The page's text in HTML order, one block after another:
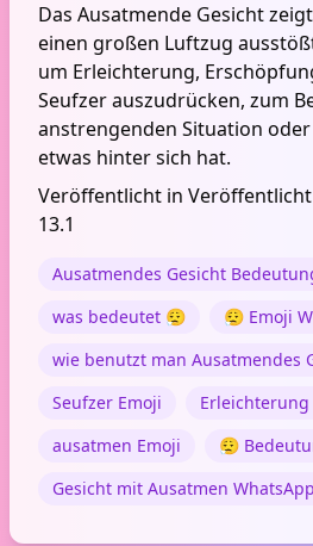
Das Ausatmende Gesicht
einen großen Luftzug
um Erleichterung,
Seufzer auszudrücken, zum
anstrengenden Situation
etwas hinter sich hat.
Veröffentlicht in
13.1
Ausatmendes Gesicht
was bedeutet 😮‍💨
😮‍💨 Emoji
wie benutzt man Ausatmendes
Seufzer Emoji
Erleichterung
ausatmen Emoji
😮‍💨
Gesicht mit Ausatmen WhatsApp